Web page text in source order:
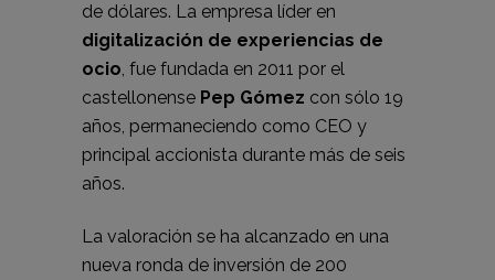
de dólares. La empresa líder en
digitalización de experiencias de
ocio, fue fundada en 2011 por el
castellonense Pep Gómez con sólo 19
años, permaneciendo como CEO y
principal accionista durante más de seis
años.
La valoración se ha alcanzado en una
nueva ronda de inversión de 200